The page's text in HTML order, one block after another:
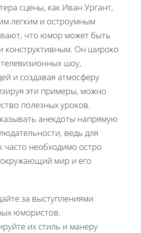
сцены, как Иван Ургант,
легким и остроумным
что юмор может быть
конструктивным. Он широко
шоу,
и создавая атмосферу
эти примеры, можно
полезных уроков.
анекдоты напрямую
ведь для
часто необходимо остро
мир и его
за выступлениями
юмористов.
их стиль и манеру